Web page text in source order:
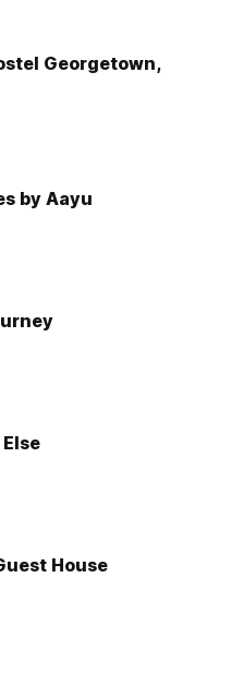
Georgetown,
by Aayu
House